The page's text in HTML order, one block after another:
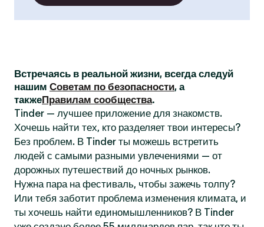
Встречаясь в реальной жизни, всегда следуй
нашим Советам по безопасности, а
такжеПравилам сообщества.
Tinder — лучшее приложение для знакомств.
Хочешь найти тех, кто разделяет твои интересы?
Без проблем. В Tinder ты можешь встретить
людей с самыми разными увлечениями — от
дорожных путешествий до ночных рынков.
Нужна пара на фестиваль, чтобы зажечь толпу?
Или тебя заботит проблема изменения климата, и
ты хочешь найти единомышленников? В Tinder